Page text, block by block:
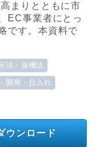
まりとともに市
EC事業者にとっ
です。本資料で
法・薬機法
開発・仕入れ
ウンロード